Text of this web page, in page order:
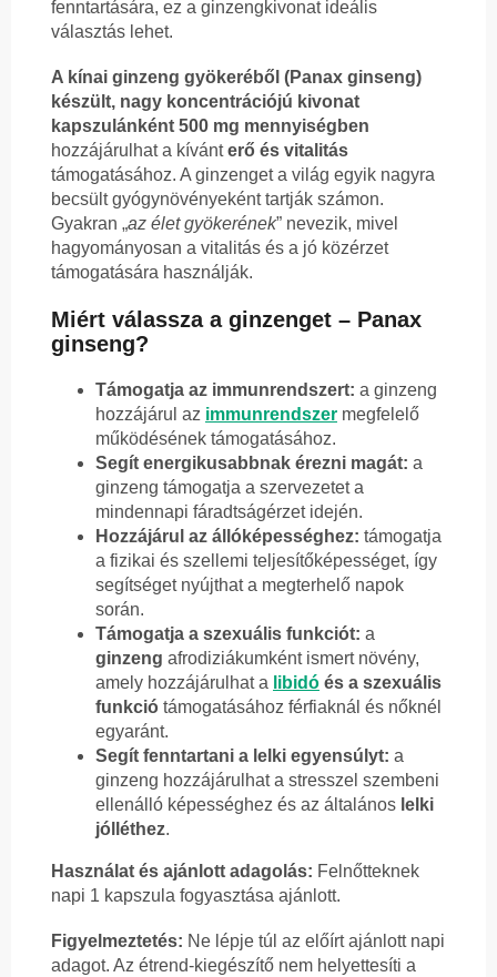
fenntartására, ez a ginzengkivonat ideális
választás lehet.
A kínai ginzeng gyökeréből (Panax ginseng)
készült, nagy koncentrációjú kivonat
kapszulánként 500 mg mennyiségben
hozzájárulhat a kívánterő és vitalitás
támogatásához. A ginzenget a világ egyik nagyra
becsült gyógynövényeként tartják számon.
Gyakran „az élet gyökerének” nevezik, mivel
hagyományosan a vitalitás és a jó közérzet
támogatására használják.
Miért válassza a ginzenget – Panax
ginseng?
Támogatja az immunrendszert: a ginzeng
hozzájárul az immunrendszer megfelelő
működésének támogatásához.
Segít energikusabbnak érezni magát: a
ginzeng támogatja a szervezetet a
mindennapi fáradtságérzet idején.
Hozzájárul az állóképességhez: támogatja
a fizikai és szellemi teljesítőképességet, így
segítséget nyújthat a megterhelő napok
során.
Támogatja a szexuális funkciót: a
ginzeng afrodiziákumként ismert növény,
amely hozzájárulhat a libidó és a szexuális
funkció támogatásához férfiaknál és nőknél
egyaránt.
Segít fenntartani a lelki egyensúlyt: a
ginzeng hozzájárulhat a stresszel szembeni
ellenálló képességhez és az általános lelki
jólléthez.
Használat és ajánlott adagolás: Felnőtteknek
napi 1 kapszula fogyasztása ajánlott.
Figyelmeztetés: Ne lépje túl az előírt ajánlott napi
adagot. Az étrend-kiegészítő nem helyettesíti a